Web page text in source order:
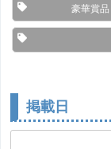
豪華賞品
掲載日